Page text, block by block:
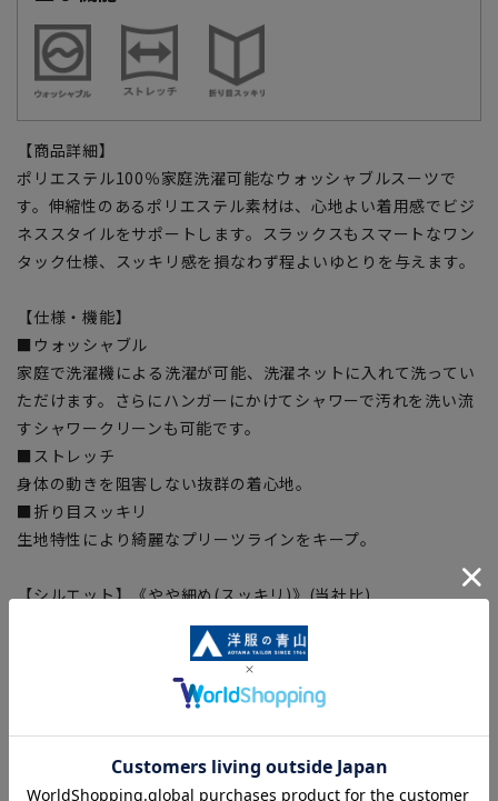
【商品詳細】
ポリエステル100％家庭洗濯可能なウォッシャブルスーツで
す。伸縮性のあるポリエステル素材は、心地よい着用感でビジ
ネススタイルをサポートします。スラックスもスマートなワン
タック仕様、スッキリ感を損なわず程よいゆとりを与えます。
【仕様・機能】
■ウォッシャブル
家庭で洗濯機による洗濯が可能、洗濯ネットに入れて洗ってい
ただけます。さらにハンガーにかけてシャワーで汚れを洗い流
すシャワークリーンも可能です。
■ストレッチ
身体の動きを阻害しない抜群の着心地。
■折り目スッキリ
生地特性により綺麗なプリーツラインをキープ。
【シルエット】《やや細め(スッキリ)》(当社比)
【商品に関するご注意】
■商品画像はサンプルのため、色味やサイズ等の仕様に変更が
ある場合がございますので、予めご了承ください。
■ゆとり感には個人差があります。サイズ表を確認の上、ご購
入の目安としてご利用ください。
■ブラウザやお使いのモニター環境、室内外等の撮影時の環境